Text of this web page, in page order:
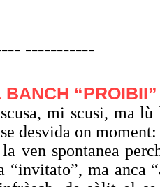
-----------
BANCH
mi scusi, ma
desvida on
ven spontanea
“invitato”, ma anca